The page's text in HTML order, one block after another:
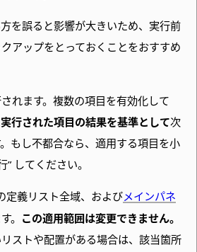
を誤ると影響が大きいため、実行前
アップをとっておくことをおすすめ
れます。複数の項目を有効化して
行された項目の結果を基準として次
もし不都合なら、適用する項目を小
してください。
定義リスト全域、およびメインパネ
。 この適用範囲は変更できません。
ストや配置がある場合は、該当箇所